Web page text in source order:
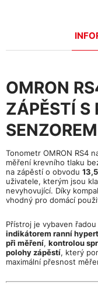
OMRON
ZÁPĚSTÍ S
SENZOREM
Tonometr OMRON RS4
měření krevního tlaku
na zápěstí o obvodu
uživatele, kterým jsou
nevyhovující. Díky
vhodný pro domácí
Přístroj je vybaven
indikátorem ranní
při měření, kontrolou
polohy zápěstí, který
maximální přesnost